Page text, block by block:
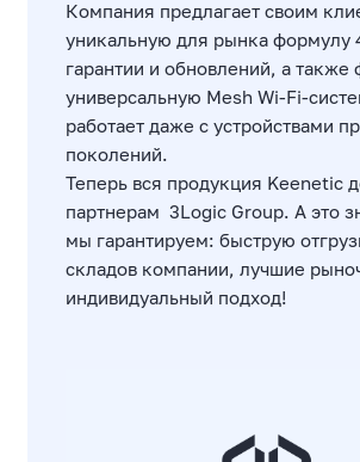
Компания предлагает своим
уникальную для рынка формулу
гарантии и обновлений, а
универсальную Mesh Wi-Fi-
работает даже с устройствами
поколений.
Теперь вся продукция Keenetic
партнерам 3Logic Group. А это
мы гарантируем: быструю
складов компании, лучшие
индивидуальный подход!